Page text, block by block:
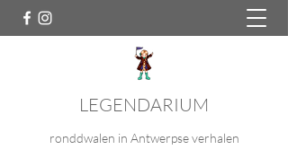
LEGENDARIUM
ronddwalen in Antwerpse verhalen